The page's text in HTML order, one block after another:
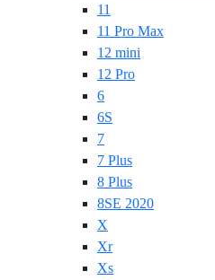
11
11 Pro Max
12 mini
12 Pro
6
6S
7
7 Plus
8 Plus
8SE 2020
X
Xr
Xs